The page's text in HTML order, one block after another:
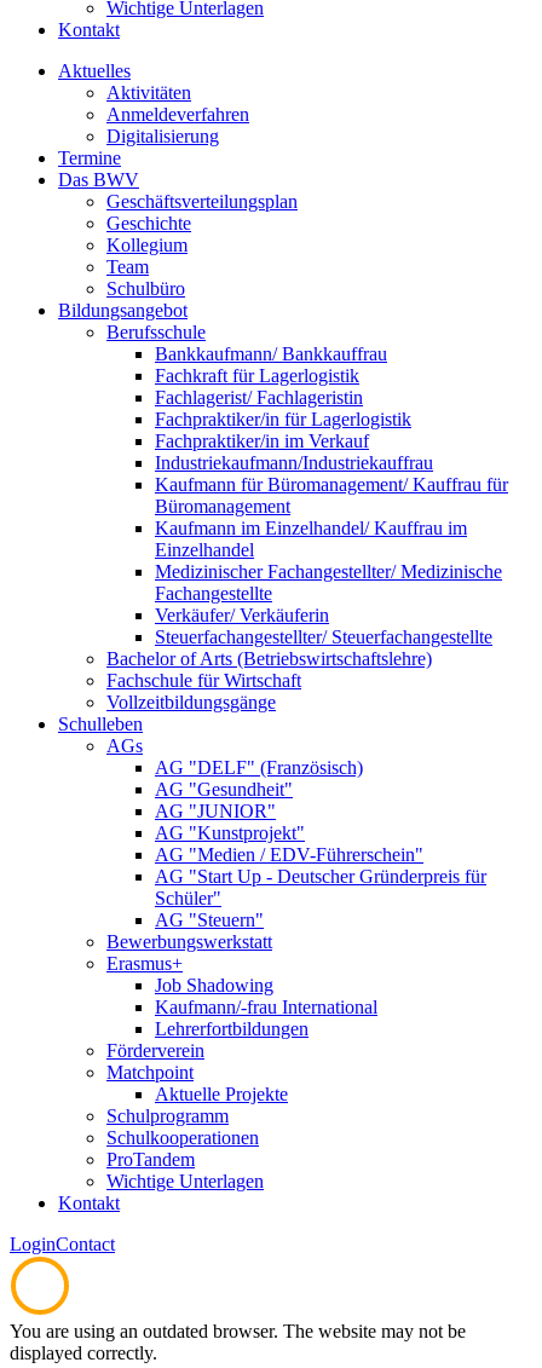
Wichtige Unterlagen
Kontakt
Aktuelles
Aktivitäten
Anmeldeverfahren
Digitalisierung
Termine
Das BWV
Geschäftsverteilungsplan
Geschichte
Kollegium
Team
Schulbüro
Bildungsangebot
Berufsschule
Bankkaufmann/ Bankkauffrau
Fachkraft für Lagerlogistik
Fachlagerist/ Fachlageristin
Fachpraktiker/in für Lagerlogistik
Fachpraktiker/in im Verkauf
Industriekaufmann/Industriekauffrau
Kaufmann für Büromanagement/ Kauffrau für
Büromanagement
Kaufmann im Einzelhandel/ Kauffrau im
Einzelhandel
Medizinischer Fachangestellter/ Medizinische
Fachangestellte
Verkäufer/ Verkäuferin
Steuerfachangestellter/ Steuerfachangestellte
Bachelor of Arts (Betriebswirtschaftslehre)
Fachschule für Wirtschaft
Vollzeitbildungsgänge
Schulleben
AGs
AG "DELF" (Französisch)
AG "Gesundheit"
AG "JUNIOR"
AG "Kunstprojekt"
AG "Medien / EDV-Führerschein"
AG "Start Up - Deutscher Gründerpreis für
Schüler"
AG "Steuern"
Bewerbungswerkstatt
Erasmus+
Job Shadowing
Kaufmann/-frau International
Lehrerfortbildungen
Förderverein
Matchpoint
Aktuelle Projekte
Schulprogramm
Schulkooperationen
ProTandem
Wichtige Unterlagen
Kontakt
LoginContact
You are using an outdated browser. The website may not be
displayed correctly.